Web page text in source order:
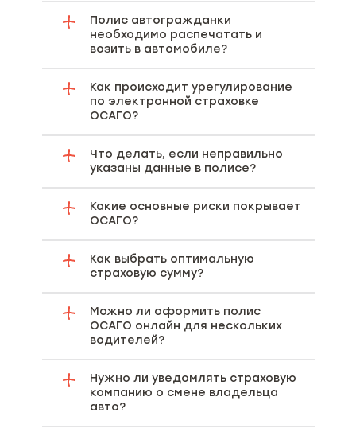
Полис автогражданки
необходимо распечатать и
возить в автомобиле?
Как происходит урегулирование
по электронной страховке
ОСАГО?
Что делать, если неправильно
указаны данные в полисе?
Какие основные риски покрывает
ОСАГО?
Как выбрать оптимальную
страховую сумму?
Можно ли оформить полис
ОСАГО онлайн для нескольких
водителей?
Нужно ли уведомлять страховую
компанию о смене владельца
авто?